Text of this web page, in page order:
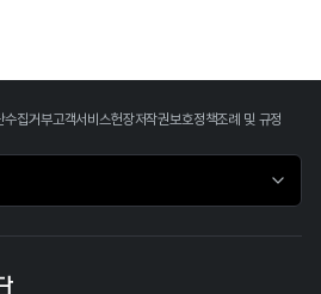
수집거부고객서비스헌장저작권보호정책조례 및 규정